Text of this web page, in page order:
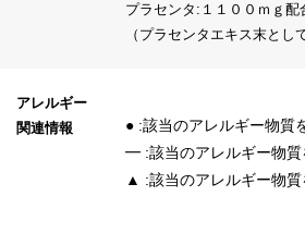
プラセンタ:１１００ｍｇ配
（プラセンタエキス末とし
アレルギー
関連情報
● :該当のアレルギー物質
━ :該当のアレルギー物質
▲ :該当のアレルギー物